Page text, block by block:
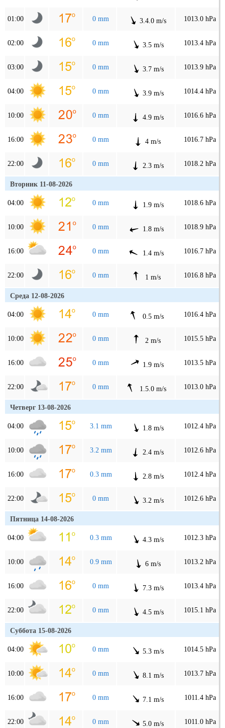
01:00 0 mm 3.4.0 m/s 1013.0 hPa
02:00 0 mm 3.5 m/s 1013.4 hPa
03:00 0 mm 3.7 m/s 1013.9 hPa
04:00 0 mm 3.9 m/s 1014.4 hPa
10:00 0 mm 4.9 m/s 1016.6 hPa
16:00 0 mm 4 m/s 1016.7 hPa
22:00 0 mm 2.3 m/s 1018.2 hPa
Вторник 11-08-2026
04:00 0 mm 1.9 m/s 1018.6 hPa
10:00 0 mm 1.8 m/s 1018.9 hPa
16:00 0 mm 1.4 m/s 1016.7 hPa
22:00 0 mm 1 m/s 1016.8 hPa
Среда 12-08-2026
04:00 0 mm 0.5 m/s 1016.4 hPa
10:00 0 mm 2 m/s 1015.5 hPa
16:00 0 mm 1.9 m/s 1013.5 hPa
22:00 0 mm 1.5.0 m/s 1013.0 hPa
Четверг 13-08-2026
04:00 3.1 mm 1.8 m/s 1012.4 hPa
10:00 3.2 mm 2.4 m/s 1012.6 hPa
16:00 0.3 mm 2.8 m/s 1012.4 hPa
22:00 0 mm 3.2 m/s 1012.6 hPa
Пятница 14-08-2026
04:00 0.3 mm 4.3 m/s 1012.3 hPa
10:00 0.9 mm 6 m/s 1013.2 hPa
16:00 0 mm 7.3 m/s 1013.4 hPa
22:00 0 mm 4.5 m/s 1015.1 hPa
Суббота 15-08-2026
04:00 0 mm 5.3 m/s 1014.5 hPa
10:00 0 mm 8.1 m/s 1013.7 hPa
16:00 0 mm 7.1 m/s 1011.4 hPa
22:00 0 mm 5.0 m/s 1011.0 hPa